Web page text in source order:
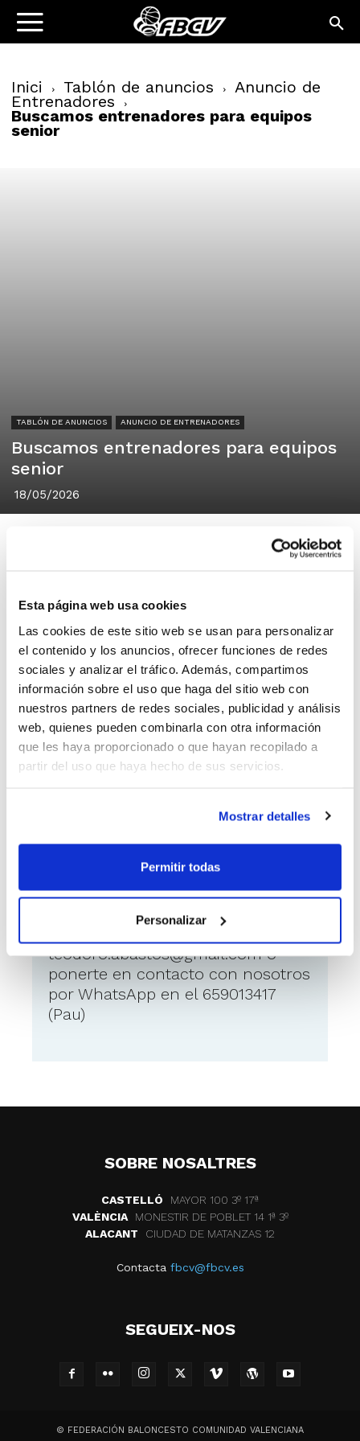
Esta página web usa cookies
Las cookies de este sitio web se usan para personalizar
el contenido y los anuncios, ofrecer funciones de redes
sociales y analizar el tráfico. Además, compartimos
información sobre el uso que haga del sitio web con
nuestros partners de redes sociales, publicidad y análisis
web, quienes pueden combinarla con otra información
que les haya proporcionado o que hayan recopilado a
partir del uso que haya hecho de sus servicios.
Mostrar detalles
Permitir todas
Personalizar
Inici Tablón de anuncios Anuncio de
Entrenadores
Buscamos entrenadores para equipos
senior
TABLÓN DE ANUNCIOS ANUNCIO DE ENTRENADORES
Buscamos entrenadores para equipos
senior
18/05/2026
CB Teodoro Llorente Abastos
València
Hola
Desde el CB Teodoro Llorente
Abastos, buscamos entrenadores
para nuestros equipos senior. Tanto
masculino como femenino. Si estas
Como ponerse en contacto
con el anunciante
teodoro.abastos@gmail.como
ponerte en contacto con nosotros
por WhatsApp en el 659013417
(Pau)
SOBRE NOSALTRES
CASTELLÓ
MAYOR 100 3º 17ª
VALÈNCIA
MONESTIR DE POBLET 14 1ª 3º
ALACANT
CIUDAD DE MATANZAS 12
Contacta fbcv@fbcv.es
SEGUEIX-NOS
© FEDERACIÓN BALONCESTO COMUNIDAD VALENCIANA